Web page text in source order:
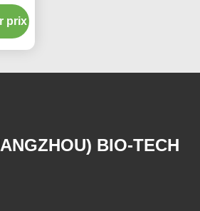
prix
BIO-TECH